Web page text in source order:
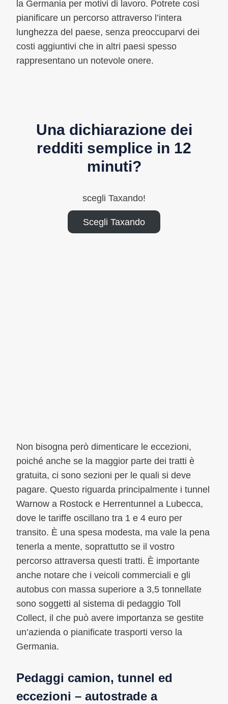
la Germania per motivi di lavoro. Potrete così
pianificare un percorso attraverso l’intera
lunghezza del paese, senza preoccuparvi dei
costi aggiuntivi che in altri paesi spesso
rappresentano un notevole onere.
Una dichiarazione dei
redditi semplice in 12
minuti?
scegli Taxando!
Scegli Taxando
Non bisogna però dimenticare le eccezioni,
poiché anche se la maggior parte dei tratti è
gratuita, ci sono sezioni per le quali si deve
pagare. Questo riguarda principalmente i tunnel
Warnow a Rostock e Herrentunnel a Lubecca,
dove le tariffe oscillano tra 1 e 4 euro per
transito. È una spesa modesta, ma vale la pena
tenerla a mente, soprattutto se il vostro
percorso attraversa questi tratti. È importante
anche notare che i veicoli commerciali e gli
autobus con massa superiore a 3,5 tonnellate
sono soggetti al sistema di pedaggio Toll
Collect, il che può avere importanza se gestite
un’azienda o pianificate trasporti verso la
Germania.
Pedaggi camion, tunnel ed
eccezioni – autostrade a